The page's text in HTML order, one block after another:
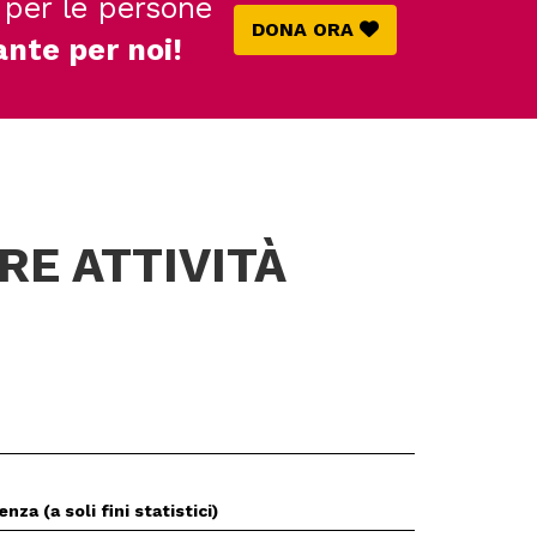
le persone
per noi!
DONA ORA
ATTIVITÀ